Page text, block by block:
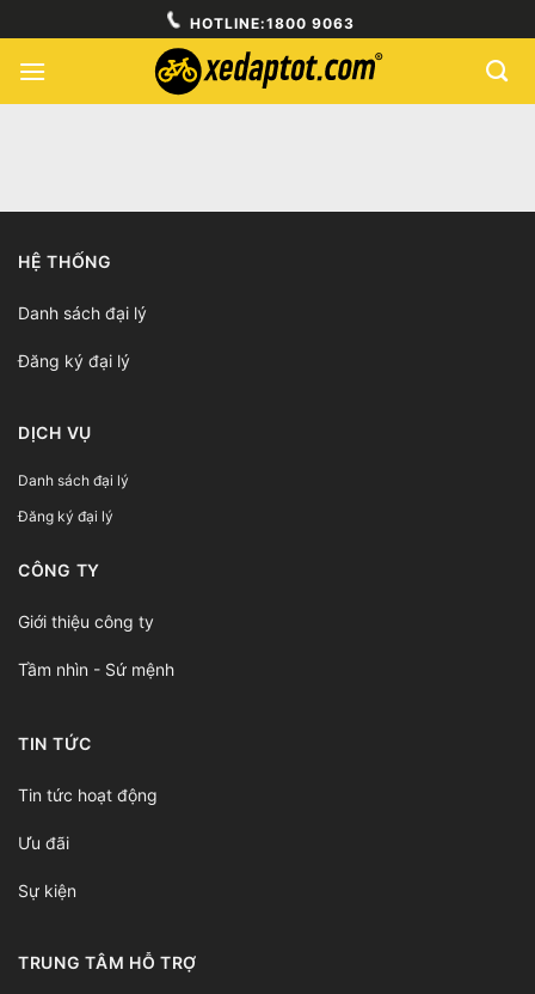
to
content
HOTLINE:1800 9063
HỆ THỐNG
Danh sách đại lý
Đăng ký đại lý
DỊCH VỤ
Danh sách đại lý
Đăng ký đại lý
CÔNG TY
Giới thiệu công ty
Tầm nhìn - Sứ mệnh
TIN TỨC
Tin tức hoạt động
Ưu đãi
Sự kiện
TRUNG TÂM HỖ TRỢ